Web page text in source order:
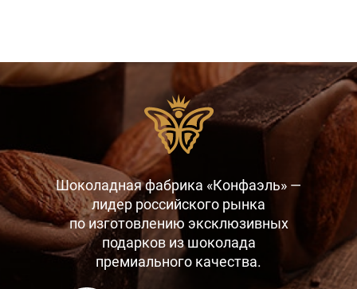
Шоколадная фабрика «Конфаэль» —
лидер российского рынка
по изготовлению эксклюзивных
подарков из шоколада
премиального качества.